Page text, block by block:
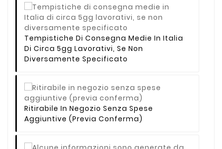
Tempistiche Di Consegna Medie In Italia
Di Circa 5gg Lavorativi, Se Non
Diversamente Specificato
Ritirabile In Negozio Senza Spese
Aggiuntive (previa Conferma)